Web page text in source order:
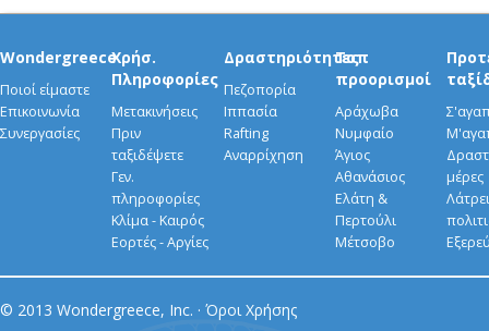
Wondergreece
Ποιοί είμαστε
Επικοινωνία
Συνεργασίες
Χρήσ.
Πληροφορίες
Μετακινήσεις
Πριν
ταξιδέψετε
Γεν.
πληροφορίες
Κλίμα - Καιρός
Εορτές - Αργίες
Δραστηριότητες
Πεζοπορία
Ιππασία
Rafting
Αναρρίχηση
Τοπ
προορισμοί
Αράχωβα
Νυμφαίο
Άγιος
Αθανάσιος
Ελάτη &
Περτούλι
Μέτσοβο
μέρες
© 2013 Wondergreece, Inc. · Όροι Χρήσης